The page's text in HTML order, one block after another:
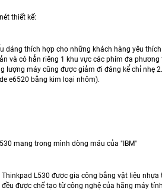
thiết kế:
dáng thích hợp cho những khách hàng yêu
và có hẳn riêng 1 khu vực các phím đa
lượng máy cũng được giảm đi đáng kể chỉ nhẹ
e6520 bằng kim loại nhôm).
mang trong mình dòng máu của "IBM"
Thinkpad L530 được gia công bằng vật liệu
được chế tạo từ công nghệ của hãng máy